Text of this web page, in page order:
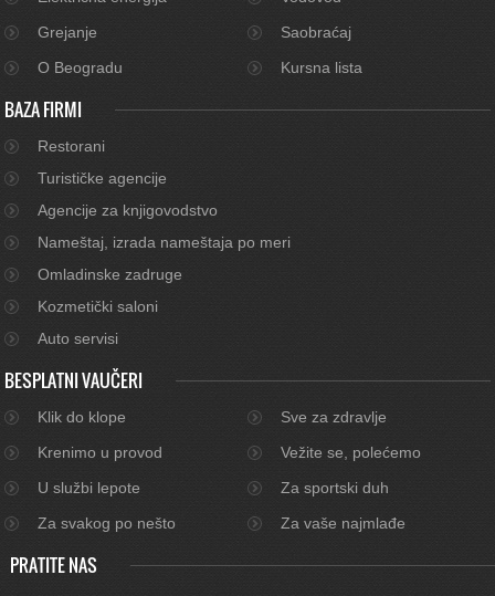
Grejanje
Saobraćaj
O Beogradu
Kursna lista
BAZA FIRMI
Restorani
Turističke agencije
Agencije za knjigovodstvo
Nameštaj, izrada nameštaja po meri
Omladinske zadruge
Kozmetički saloni
Auto servisi
BESPLATNI VAUČERI
Klik do klope
Sve za zdravlje
Krenimo u provod
Vežite se, polećemo
U službi lepote
Za sportski duh
Za svakog po nešto
Za vaše najmlađe
PRATITE NAS